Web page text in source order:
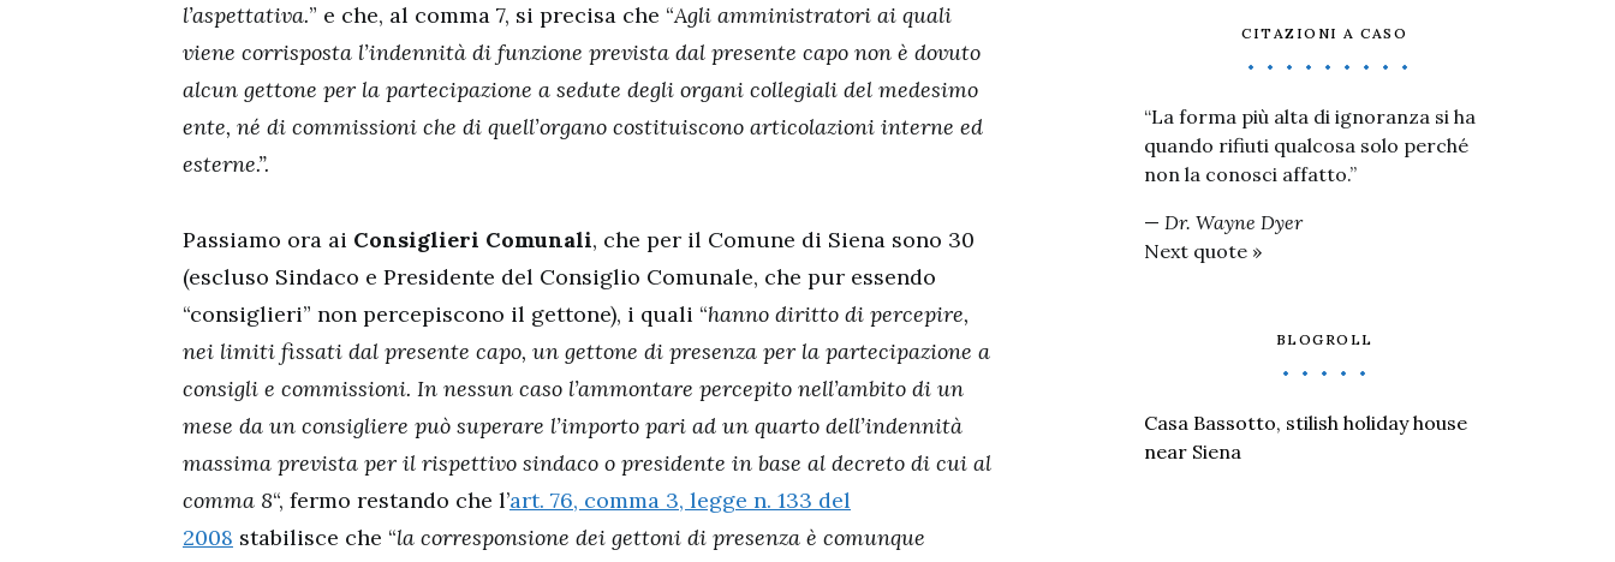
l’aspettativa.” e che, al comma 7, si precisa che “Agli amministratori ai quali
viene corrisposta l’indennità di funzione prevista dal presente capo non è dovuto
alcun gettone per la partecipazione a sedute degli organi collegiali del medesimo
ente, né di commissioni che di quell’organo costituiscono articolazioni interne ed
esterne.”.
Passiamo ora ai Consiglieri Comunali, che per il Comune di Siena sono 30
(escluso Sindaco e Presidente del Consiglio Comunale, che pur essendo
“consiglieri” non percepiscono il gettone), i quali “hanno diritto di percepire,
nei limiti fissati dal presente capo, un gettone di presenza per la partecipazione a
consigli e commissioni. In nessun caso l’ammontare percepito nell’ambito di un
mese da un consigliere può superare l’importo pari ad un quarto dell’indennità
massima prevista per il rispettivo sindaco o presidente in base al decreto di cui al
comma 8“, fermo restando che l’art. 76, comma 3, legge n. 133 del
2008 stabilisce che “la corresponsione dei gettoni di presenza è comunque
CITAZIONI A CASO
“La forma più alta di ignoranza si ha
quando rifiuti qualcosa solo perché
non la conosci affatto.”
— Dr. Wayne Dyer
Next quote »
BLOGROLL
Casa Bassotto, stilish holiday house
near Siena